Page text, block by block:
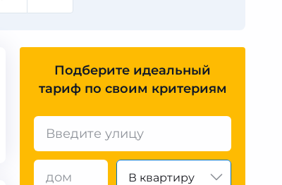
Подберите идеальный
тариф по своим критериям
В квартиру